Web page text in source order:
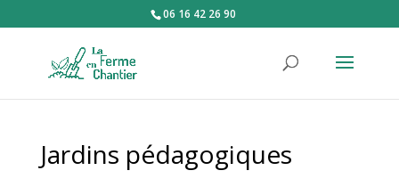
06 16 42 26 90
Jardins pédagogiques